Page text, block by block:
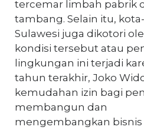
tercemar limbah pabrik
tambang. Selain itu,
Sulawesi juga dikotori
kondisi tersebut atau
lingkungan ini terjadi
tahun terakhir, Joko
kemudahan izin bagi
membangun dan
mengembangkan bisnis